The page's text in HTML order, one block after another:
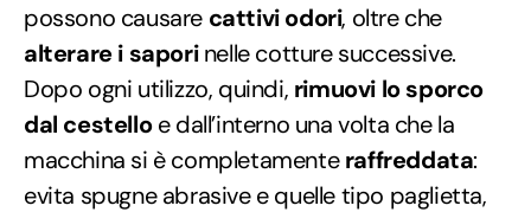
possono causare cattivi odori, oltre che
alterare i saporinelle cotture successive.
Dopo ogni utilizzo, quindi, rimuovi lo sporco
dal cestelloe dall’interno una volta che la
macchina si è completamenteraffreddata:
evita spugne abrasive e quelle tipo paglietta,